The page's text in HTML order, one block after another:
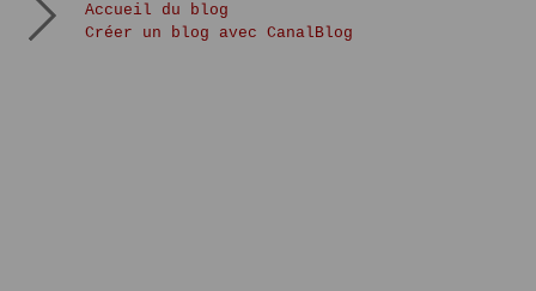
Accueil du blog
Créer un blog avec CanalBlog